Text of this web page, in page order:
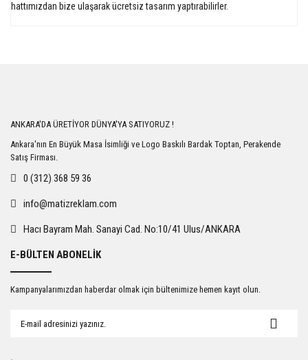
hattımızdan bize ulaşarak ücretsiz tasarım yaptırabilirler.
ANKARA'DA ÜRETİYOR DÜNYA'YA SATIYORUZ !
Ankara'nın En Büyük Masa İsimliği ve Logo Baskılı Bardak Toptan, Perakende
Satış Firması.
0 (312) 368 59 36
info@matizreklam.com
Hacı Bayram Mah. Sanayi Cad. No:10/41 Ulus/ANKARA
E-BÜLTEN ABONELİK
Kampanyalarımızdan haberdar olmak için bültenimize hemen kayıt olun.